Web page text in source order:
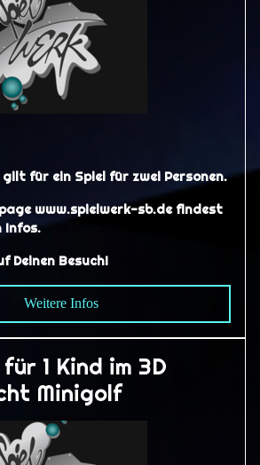
gilt für ein Spiel für zwei Personen.
www.spielwerk-sb.de findest
Infos.
Deinen Besuch!
Weitere Infos
1 Kind im 3D
Minigolf